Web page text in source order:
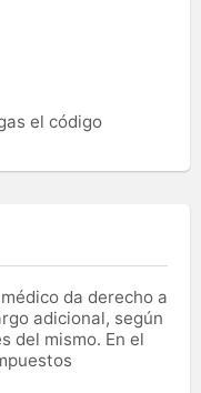
el código
da derecho a
adicional, según
del mismo. En el